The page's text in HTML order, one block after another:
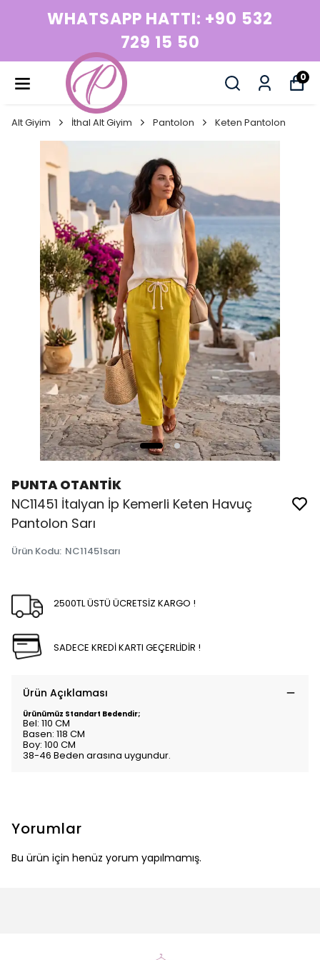
WHATSAPP HATTI: +90 532
729 15 50
0
Alt Giyim İthal Alt Giyim Pantolon Keten Pantolon
PUNTA OTANTİK
NC11451 İtalyan İp Kemerli Keten Havuç
Pantolon Sarı
Ürün Kodu: NC11451sarı
2500TL ÜSTÜ ÜCRETSİZ KARGO !
SADECE KREDİ KARTI GEÇERLİDİR !
Ürün Açıklaması
Ürünümüz Standart Bedendir;
Bel: 110 CM
Basen: 118 CM
Boy: 100 CM
38-46 Beden arasına uygundur.
Yorumlar
Bu ürün için henüz yorum yapılmamış.